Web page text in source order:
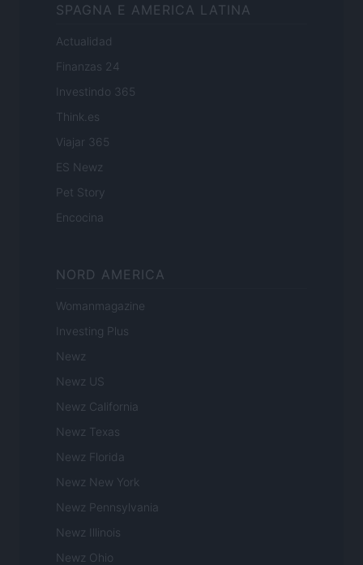
SPAGNA E AMERICA LATINA
Actualidad
Finanzas 24
Investindo 365
Think.es
Viajar 365
ES Newz
Pet Story
Encocina
NORD AMERICA
Womanmagazine
Investing Plus
Newz
Newz US
Newz California
Newz Texas
Newz Florida
Newz New York
Newz Pennsylvania
Newz Illinois
Newz Ohio